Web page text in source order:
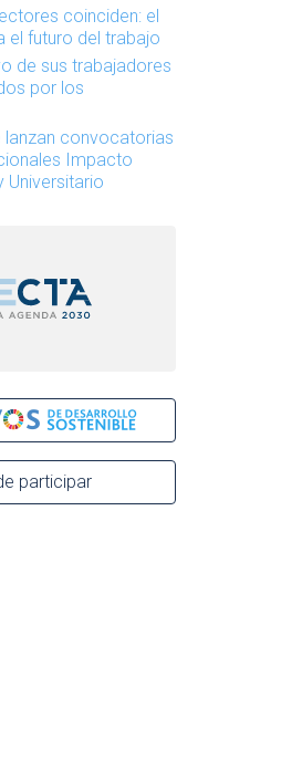
coinciden: el
el futuro del trabajo
de sus trabajadores
por los
lanzan convocatorias
Impacto
Universitario
participar